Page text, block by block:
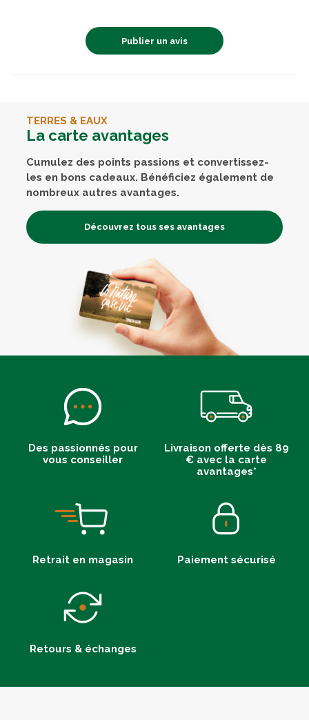
Publier un avis
TERRES & EAUX
La carte avantages
Cumulez des points passions et convertissez-
les en bons cadeaux. Bénéficiez également de
nombreux autres avantages.
Découvrez tous ses avantages
Des passionnés pour
vous conseiller
Livraison offerte dès 89
€ avec la carte
avantages*
Retrait en magasin Paiement sécurisé
Retours & échanges